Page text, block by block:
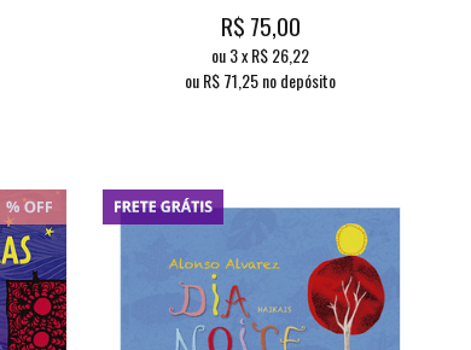
R$ 75,00
ou3xR$26,22
ou R$71,25no depósito